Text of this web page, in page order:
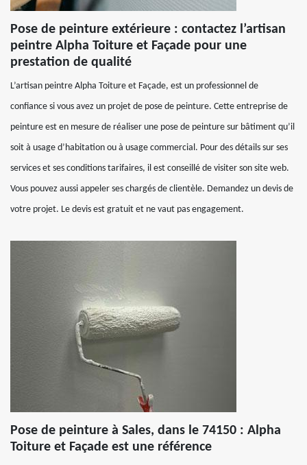
Pose de peinture extérieure : contactez l’artisan
peintre Alpha Toiture et Façade pour une
prestation de qualité
L’artisan peintre Alpha Toiture et Façade, est un professionnel de
confiance si vous avez un projet de pose de peinture. Cette entreprise de
peinture est en mesure de réaliser une pose de peinture sur bâtiment qu’il
soit à usage d’habitation ou à usage commercial. Pour des détails sur ses
services et ses conditions tarifaires, il est conseillé de visiter son site web.
Vous pouvez aussi appeler ses chargés de clientèle. Demandez un devis de
votre projet. Le devis est gratuit et ne vaut pas engagement.
Pose de peinture à Sales, dans le 74150 : Alpha
Toiture et Façade est une référence